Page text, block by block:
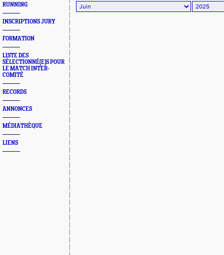
RUNNING
INSCRIPTIONS JURY
FORMATION
LISTE DES
SÉLECTIONNÉ(E)S POUR
LE MATCH INTER-
COMITÉ
RECORDS
ANNONCES
MÉDIATHÈQUE
LIENS